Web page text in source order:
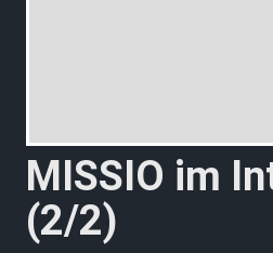
MISSIO im
(2/2)